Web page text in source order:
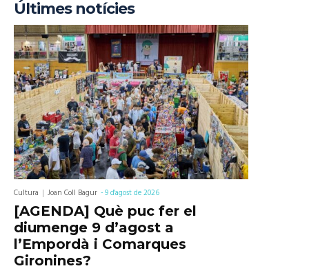
Últimes notícies
Cultura Joan Coll Bagur -9 d'agost de 2026
[AGENDA] Què puc fer el
diumenge 9 d’agost a
l’Empordà i Comarques
Gironines?